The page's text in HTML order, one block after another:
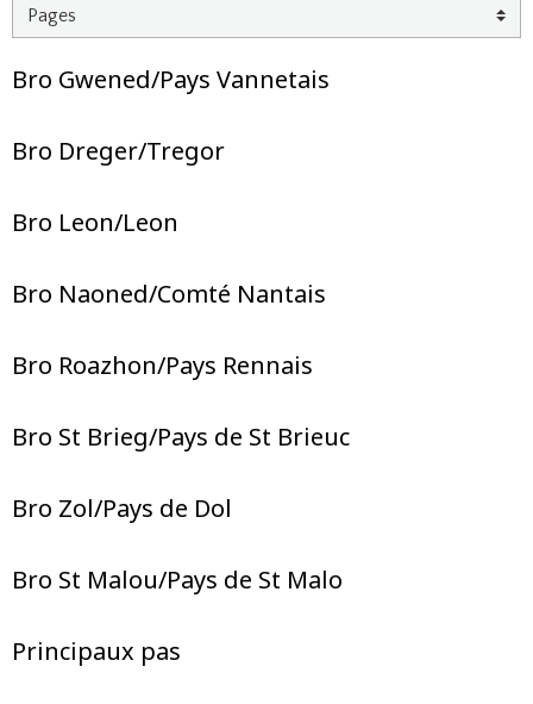
Bro Gwened/Pays Vannetais
Bro Dreger/Tregor
Bro Leon/Leon
Bro Naoned/Comté Nantais
Bro Roazhon/Pays Rennais
Bro St Brieg/Pays de St Brieuc
Bro Zol/Pays de Dol
Bro St Malou/Pays de St Malo
Principaux pas